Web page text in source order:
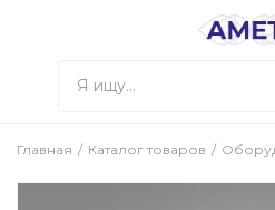
Главная Каталог товаров